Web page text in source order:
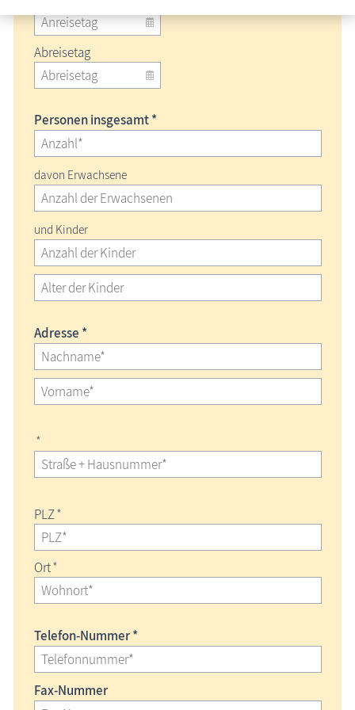
Abreisetag
Personen insgesamt *
davon Erwachsene
und Kinder
Adresse *
*
PLZ*
Ort*
Telefon-Nummer *
Fax-Nummer